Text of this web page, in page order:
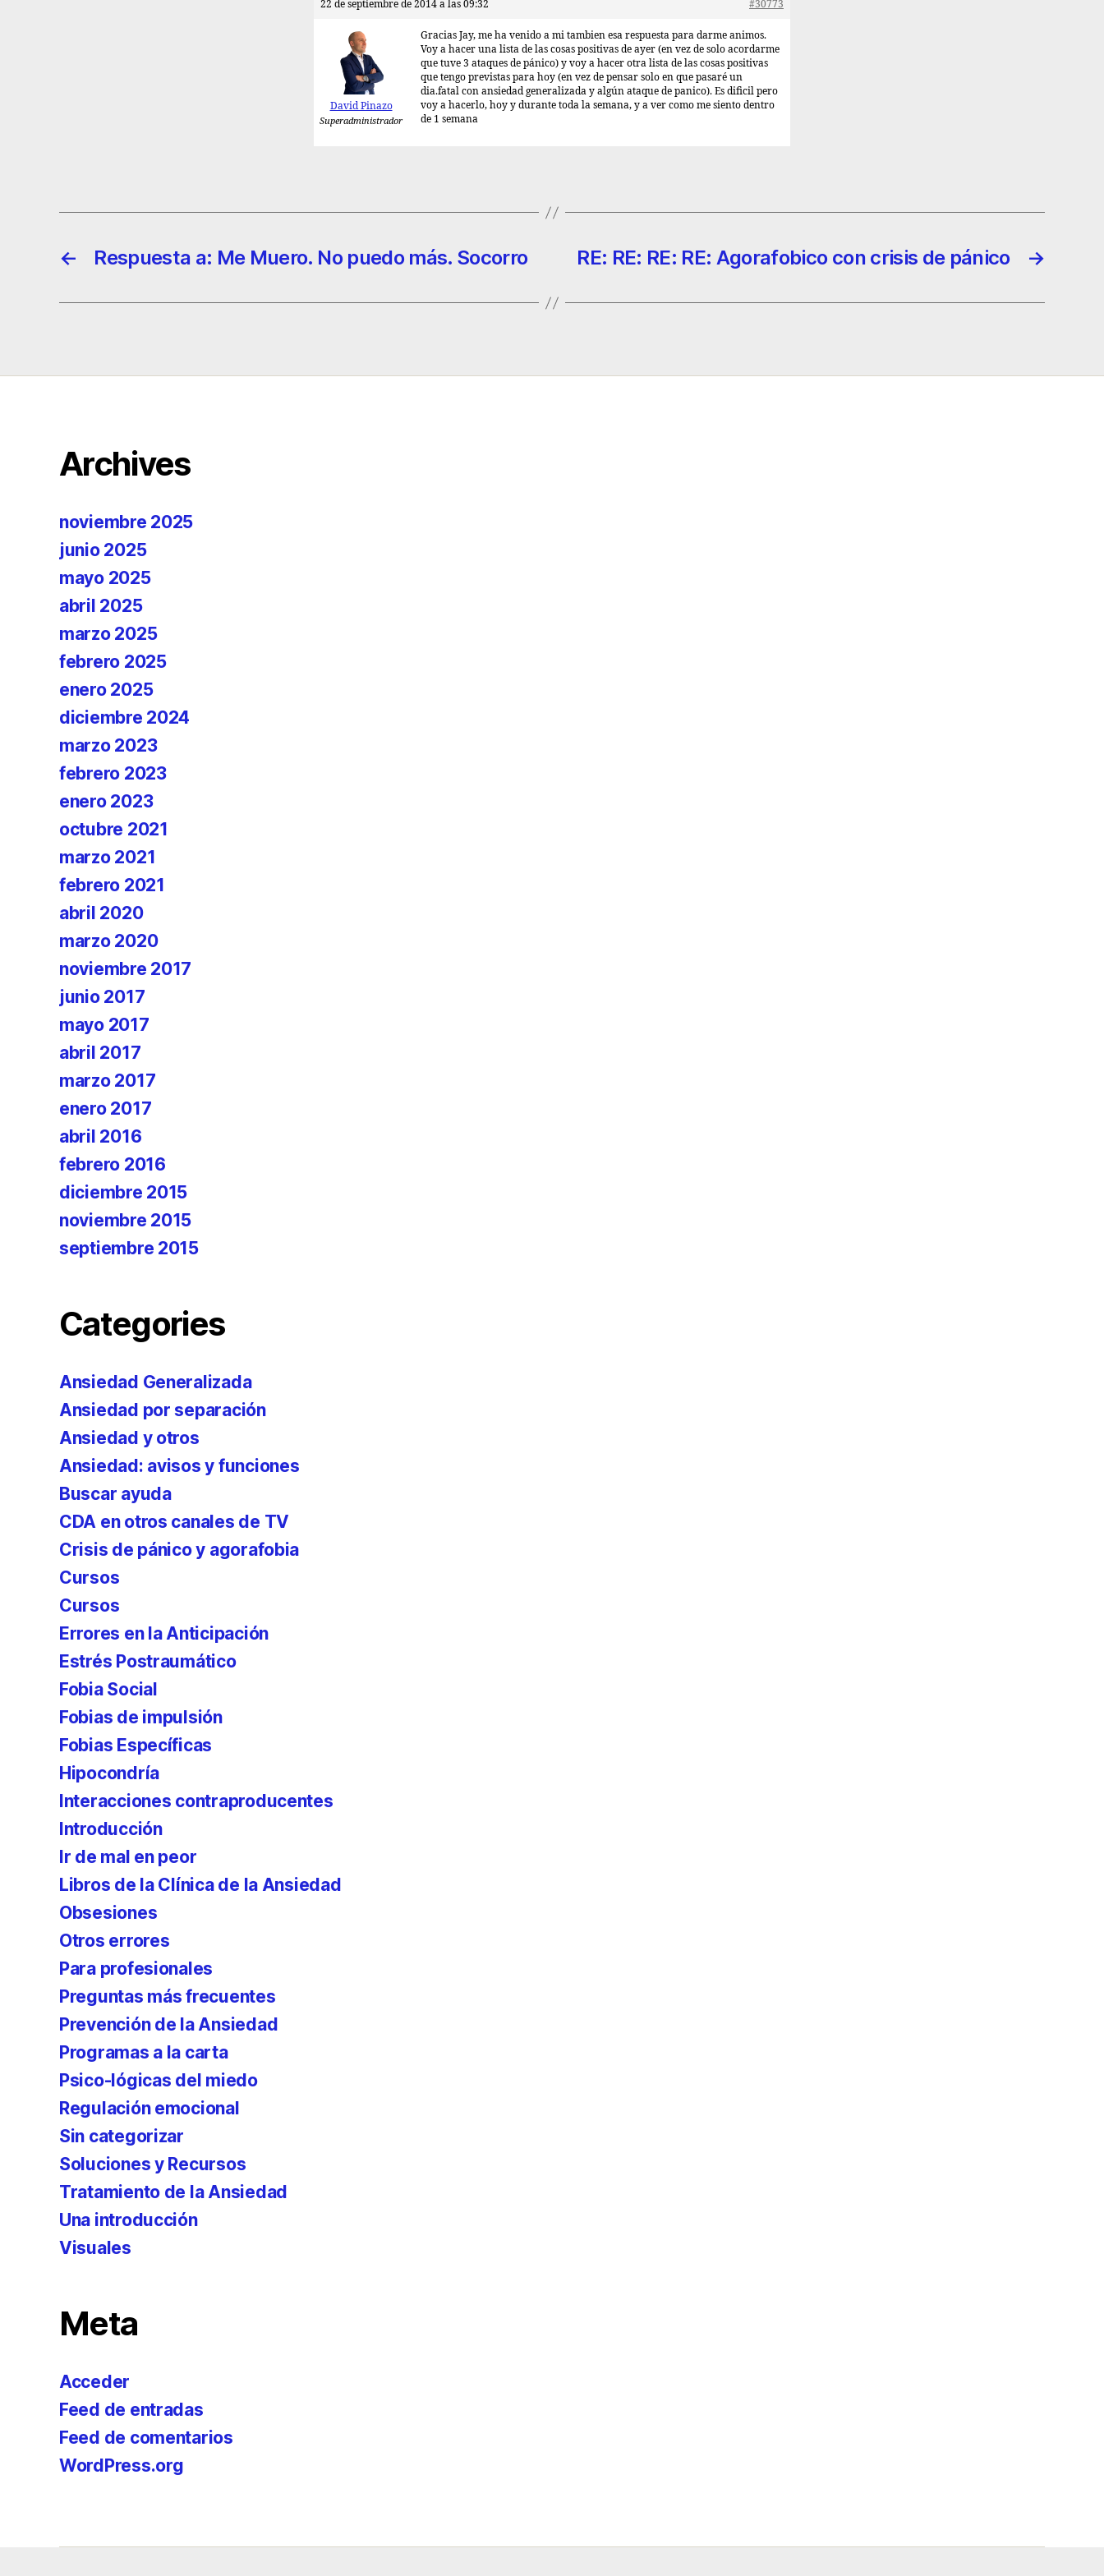
22 de septiembre de 2014 a las 09:32 #30773
David Pinazo
Superadministrador
Gracias Jay, me ha venido a mi tambien esa respuesta para darme animos.
Voy a hacer una lista de las cosas positivas de ayer (en vez de solo acordarme
que tuve 3 ataques de pánico) y voy a hacer otra lista de las cosas positivas
que tengo previstas para hoy (en vez de pensar solo en que pasaré un
dia.fatal con ansiedad generalizada y algún ataque de panico). Es dificil pero
voy a hacerlo, hoy y durante toda la semana, y a ver como me siento dentro
de 1 semana
← Respuesta a: Me Muero. No puedo más. Socorro →
RE: RE: RE: RE: Agorafobico con crisis de pánico
Archives
noviembre 2025
junio 2025
mayo 2025
abril 2025
marzo 2025
febrero 2025
enero 2025
diciembre 2024
marzo 2023
febrero 2023
enero 2023
octubre 2021
marzo 2021
febrero 2021
abril 2020
marzo 2020
noviembre 2017
junio 2017
mayo 2017
abril 2017
marzo 2017
enero 2017
abril 2016
febrero 2016
diciembre 2015
noviembre 2015
septiembre 2015
Categories
Ansiedad Generalizada
Ansiedad por separación
Ansiedad y otros
Ansiedad: avisos y funciones
Buscar ayuda
CDA en otros canales de TV
Crisis de pánico y agorafobia
Cursos
Cursos
Errores en la Anticipación
Estrés Postraumático
Fobia Social
Fobias de impulsión
Fobias Específicas
Hipocondría
Interacciones contraproducentes
Introducción
Ir de mal en peor
Libros de la Clínica de la Ansiedad
Obsesiones
Otros errores
Para profesionales
Preguntas más frecuentes
Prevención de la Ansiedad
Programas a la carta
Psico-lógicas del miedo
Regulación emocional
Sin categorizar
Soluciones y Recursos
Tratamiento de la Ansiedad
Una introducción
Visuales
Meta
Acceder
Feed de entradas
Feed de comentarios
WordPress.org